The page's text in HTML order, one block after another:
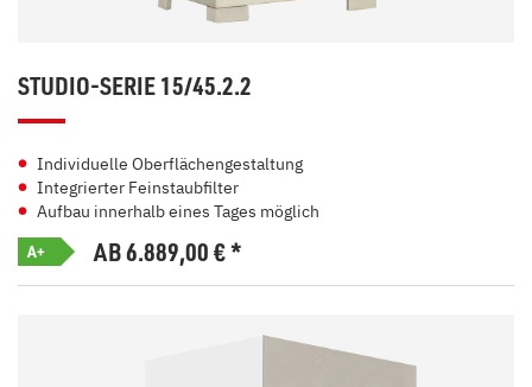
STUDIO-SERIE 15/45.2.2
Individuelle Oberflächengestaltung
Integrierter Feinstaubfilter
Aufbau innerhalb eines Tages möglich
A+ AB 6.889,00€*